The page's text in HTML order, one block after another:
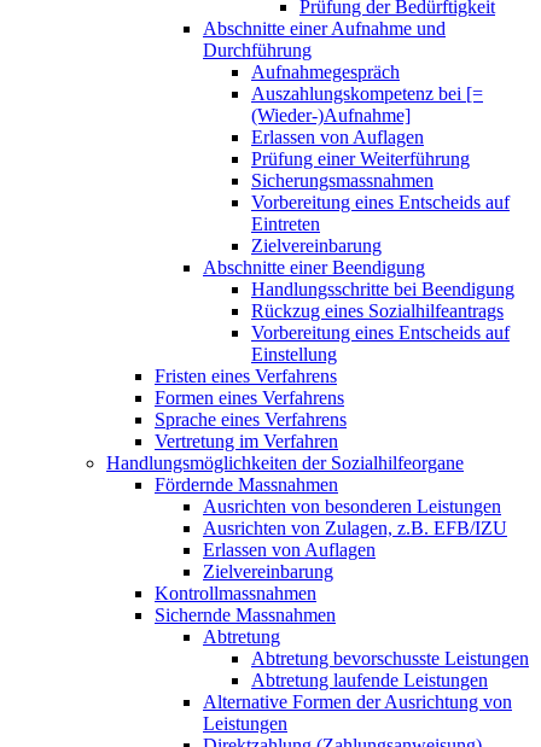
Prüfung der Bedürftigkeit
Abschnitte einer Aufnahme und
Durchführung
Aufnahmegespräch
Auszahlungskompetenz bei [=
(Wieder-)Aufnahme]
Erlassen von Auflagen
Prüfung einer Weiterführung
Sicherungsmassnahmen
Vorbereitung eines Entscheids auf
Eintreten
Zielvereinbarung
Abschnitte einer Beendigung
Handlungsschritte bei Beendigung
Rückzug eines Sozialhilfeantrags
Vorbereitung eines Entscheids auf
Einstellung
Fristen eines Verfahrens
Formen eines Verfahrens
Sprache eines Verfahrens
Vertretung im Verfahren
Handlungsmöglichkeiten der Sozialhilfeorgane
Fördernde Massnahmen
Ausrichten von besonderen Leistungen
Ausrichten von Zulagen, z.B. EFB/IZU
Erlassen von Auflagen
Zielvereinbarung
Kontrollmassnahmen
Sichernde Massnahmen
Abtretung
Abtretung bevorschusste Leistungen
Abtretung laufende Leistungen
Alternative Formen der Ausrichtung von
Leistungen